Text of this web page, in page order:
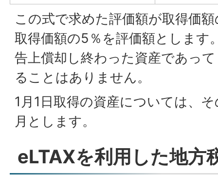
この式で求めた評価額が取得価
取得価額の5％を評価額とします
告上償却し終わった資産であっ
ることはありません。
1月1日取得の資産については、
月とします。
eLTAXを利用した地方